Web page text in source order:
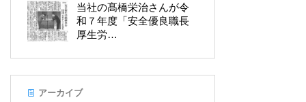
当社の髙橋栄治さんが令
和７年度「安全優良職長
厚生労…
アーカイブ